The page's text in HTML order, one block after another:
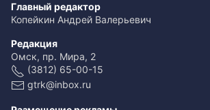
Главный редактор
Копейкин Андрей Валерьевич
Редакция
Омск, пр. Мира, 2
(3812) 65-00-15
gtrk@inbox.ru